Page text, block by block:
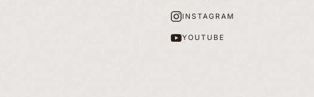
INSTAGRAM
YOUTUBE